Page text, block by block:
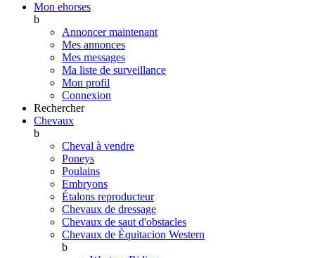
Mon ehorses
b
Annoncer maintenant
Mes annonces
Mes messages
Ma liste de surveillance
Mon profil
Connexion
Rechercher
Chevaux
b
Cheval à vendre
Poneys
Poulains
Embryons
Étalons reproducteur
Chevaux de dressage
Chevaux de saut d'obstacles
Chevaux de Èquitacion Western
b